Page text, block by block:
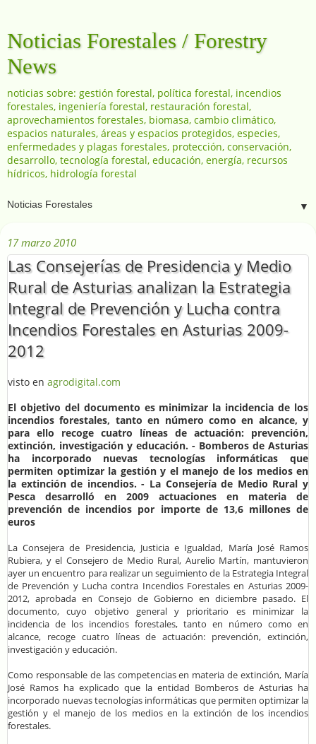
Noticias Forestales / Forestry
News
noticias sobre: gestión forestal, política forestal, incendios
forestales, ingeniería forestal, restauración forestal,
aprovechamientos forestales, biomasa, cambio climático,
espacios naturales, áreas y espacios protegidos, especies,
enfermedades y plagas forestales, protección, conservación,
desarrollo, tecnología forestal, educación, energía, recursos
hídricos, hidrología forestal
▼
17 marzo 2010
Las Consejerías de Presidencia y Medio
Rural de Asturias analizan la Estrategia
Integral de Prevención y Lucha contra
Incendios Forestales en Asturias 2009-
2012
visto en agrodigital.com
El objetivo del documento es minimizar la incidencia de los
incendios forestales, tanto en número como en alcance, y
para ello recoge cuatro líneas de actuación: prevención,
extinción, investigación y educación. - Bomberos de Asturias
ha incorporado nuevas tecnologías informáticas que
permiten optimizar la gestión y el manejo de los medios en
la extinción de incendios. - La Consejería de Medio Rural y
Pesca desarrolló en 2009 actuaciones en materia de
prevención de incendios por importe de 13,6 millones de
euros
La Consejera de Presidencia, Justicia e Igualdad, María José Ramos
Rubiera, y el Consejero de Medio Rural, Aurelio Martín, mantuvieron
ayer un encuentro para realizar un seguimiento de la Estrategia Integral
de Prevención y Lucha contra Incendios Forestales en Asturias 2009-
2012, aprobada en Consejo de Gobierno en diciembre pasado. El
documento, cuyo objetivo general y prioritario es minimizar la
incidencia de los incendios forestales, tanto en número como en
alcance, recoge cuatro líneas de actuación: prevención, extinción,
investigación y educación.
Como responsable de las competencias en materia de extinción, María
José Ramos ha explicado que la entidad Bomberos de Asturias ha
incorporado nuevas tecnologías informáticas que permiten optimizar la
gestión y el manejo de los medios en la extinción de los incendios
forestales.